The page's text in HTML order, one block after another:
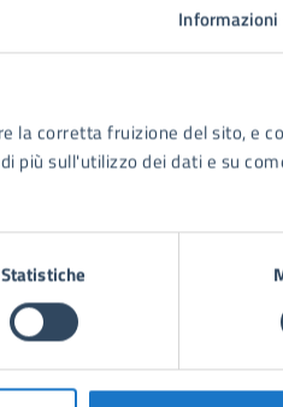
Informazioni
la corretta fruizione del sito, e
più sull'utilizzo dei dati e su
Statistiche
e verifica
criticità o difficoltà
le procedure
scaricabili dal sito
mobili,
759/ArticleID/1212/
presso la sede
il martedì dalle 15.00